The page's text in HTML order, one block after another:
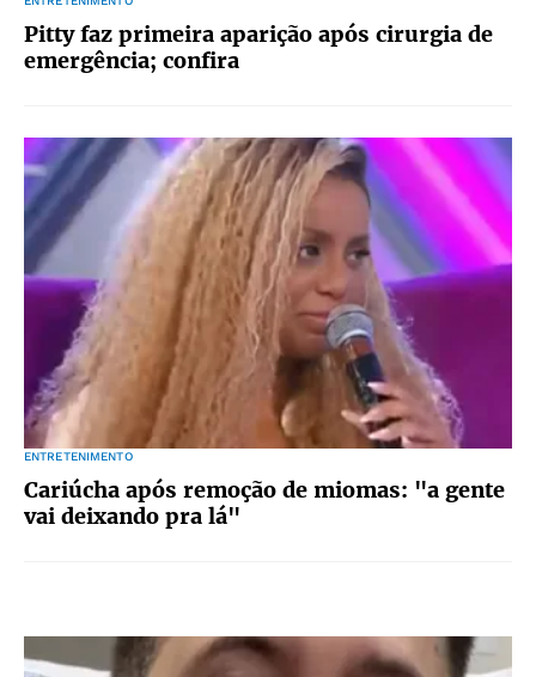
Pitty faz primeira aparição após cirurgia de
emergência; confira
ENTRETENIMENTO
Cariúcha após remoção de miomas: "a gente
vai deixando pra lá"